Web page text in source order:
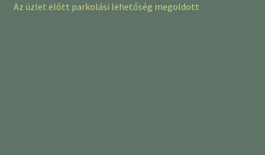
Az üzlet előtt parkolási lehetőség megoldott